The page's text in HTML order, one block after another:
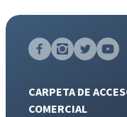
CARPETA DE
COMERCIAL